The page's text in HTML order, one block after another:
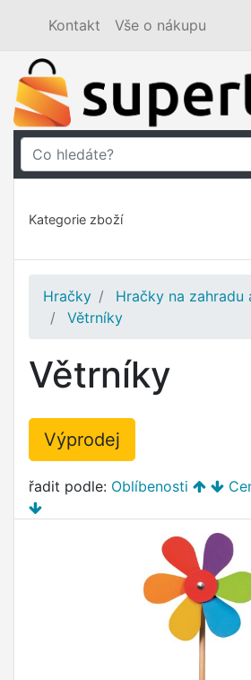
Kontakt Vše o nákupu
Kategorie zboží
Hračky
Hračky na zahradu
Větrníky
Větrníky
Výprodej
řadit podle: Oblíbenosti